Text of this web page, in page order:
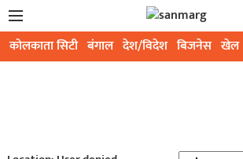
कोलकाता सिटी बंगाल देश/विदेश बिजनेस खेल